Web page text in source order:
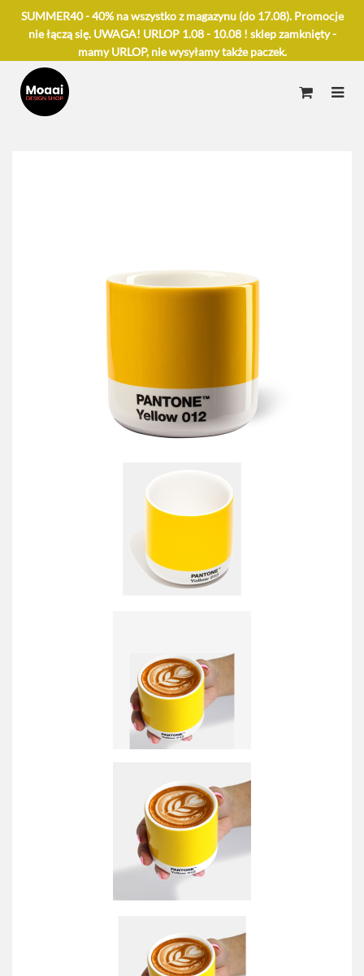
SUMMER40 - 40% na wszystko z magazynu (do 17.08). Promocje
nie łączą się. UWAGA! URLOP 1.08 - 10.08 ! sklep zamknięty -
mamy URLOP, nie wysyłamy także paczek.